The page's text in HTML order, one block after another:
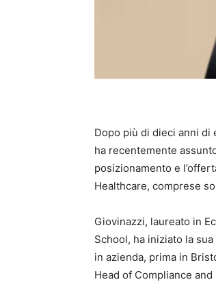
Dopo più di dieci anni di
ha recentemente
posizionamento e
Healthcare, comprese
Giovinazzi, laureato in
School, ha iniziato la
in azienda, prima in
Head of Compliance and